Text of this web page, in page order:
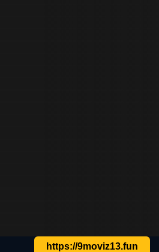
https://9moviz13.fun